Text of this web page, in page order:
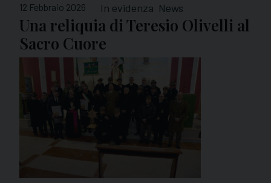
12 Febbraio 2026 In evidenza News
Una reliquia di Teresio Olivelli al
Sacro Cuore